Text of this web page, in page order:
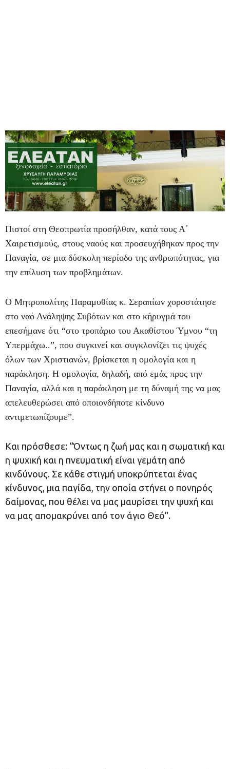
Πιστοί στη Θεσπρωτία προσήλθαν, κατά τους Α΄
Χαιρετισμούς, στους ναούς και προσευχήθηκαν προς την
Παναγία, σε μια δύσκολη περίοδο της ανθρωπότητας, για
την επίλυση των προβλημάτων.
Ο Μητροπολίτης Παραμυθίας κ. Σεραπίων χοροστάτησε
στο ναό Ανάληψης Συβότων και στο κήρυγμά του
επεσήμανε ότι “στο τροπάριο του Ακαθίστου Ύμνου “τη
Υπερμάχω..”, που συγκινεί και συγκλονίζει τις ψυχές
όλων των Χριστιανών, βρίσκεται η ομολογία και η
παράκληση. Η ομολογία, δηλαδή, από εμάς προς την
Παναγία, αλλά και η παράκληση με τη δύναμή της να μας
απελευθερώσει από οποιονδήποτε κίνδυνο
αντιμετωπίζουμε”.
Και πρόσθεσε: “Όντως η ζωή μας και η σωματική και
η ψυχική και η πνευματική είναι γεμάτη από
κινδύνους. Σε κάθε στιγμή υποκρύπτεται ένας
κίνδυνος, μια παγίδα, την οποία στήνει ο πονηρός
δαίμονας, που θέλει να μας μαυρίσει την ψυχή και
να μας απομακρύνει από τον άγιο Θεό”.